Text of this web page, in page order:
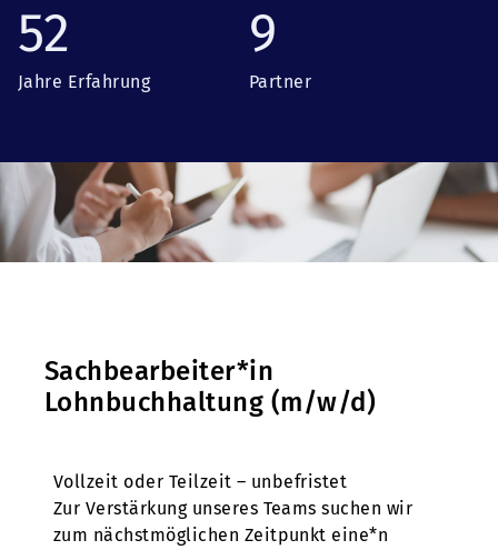
52
Jahre Erfahrung
9
Partner
Sachbearbeiter*in
Lohnbuchhaltung (m/w/d)
Vollzeit oder Teilzeit – unbefristet
Zur Verstärkung unseres Teams suchen wir
zum nächstmöglichen Zeitpunkt eine*n